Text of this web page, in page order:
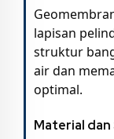
lapisan
struktur
air dan
optimal.
Material